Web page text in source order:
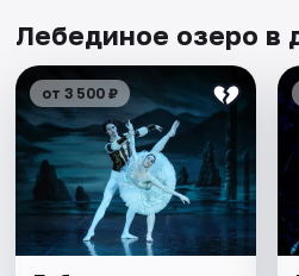
Лебединое озеро в
от 3 500 ₽